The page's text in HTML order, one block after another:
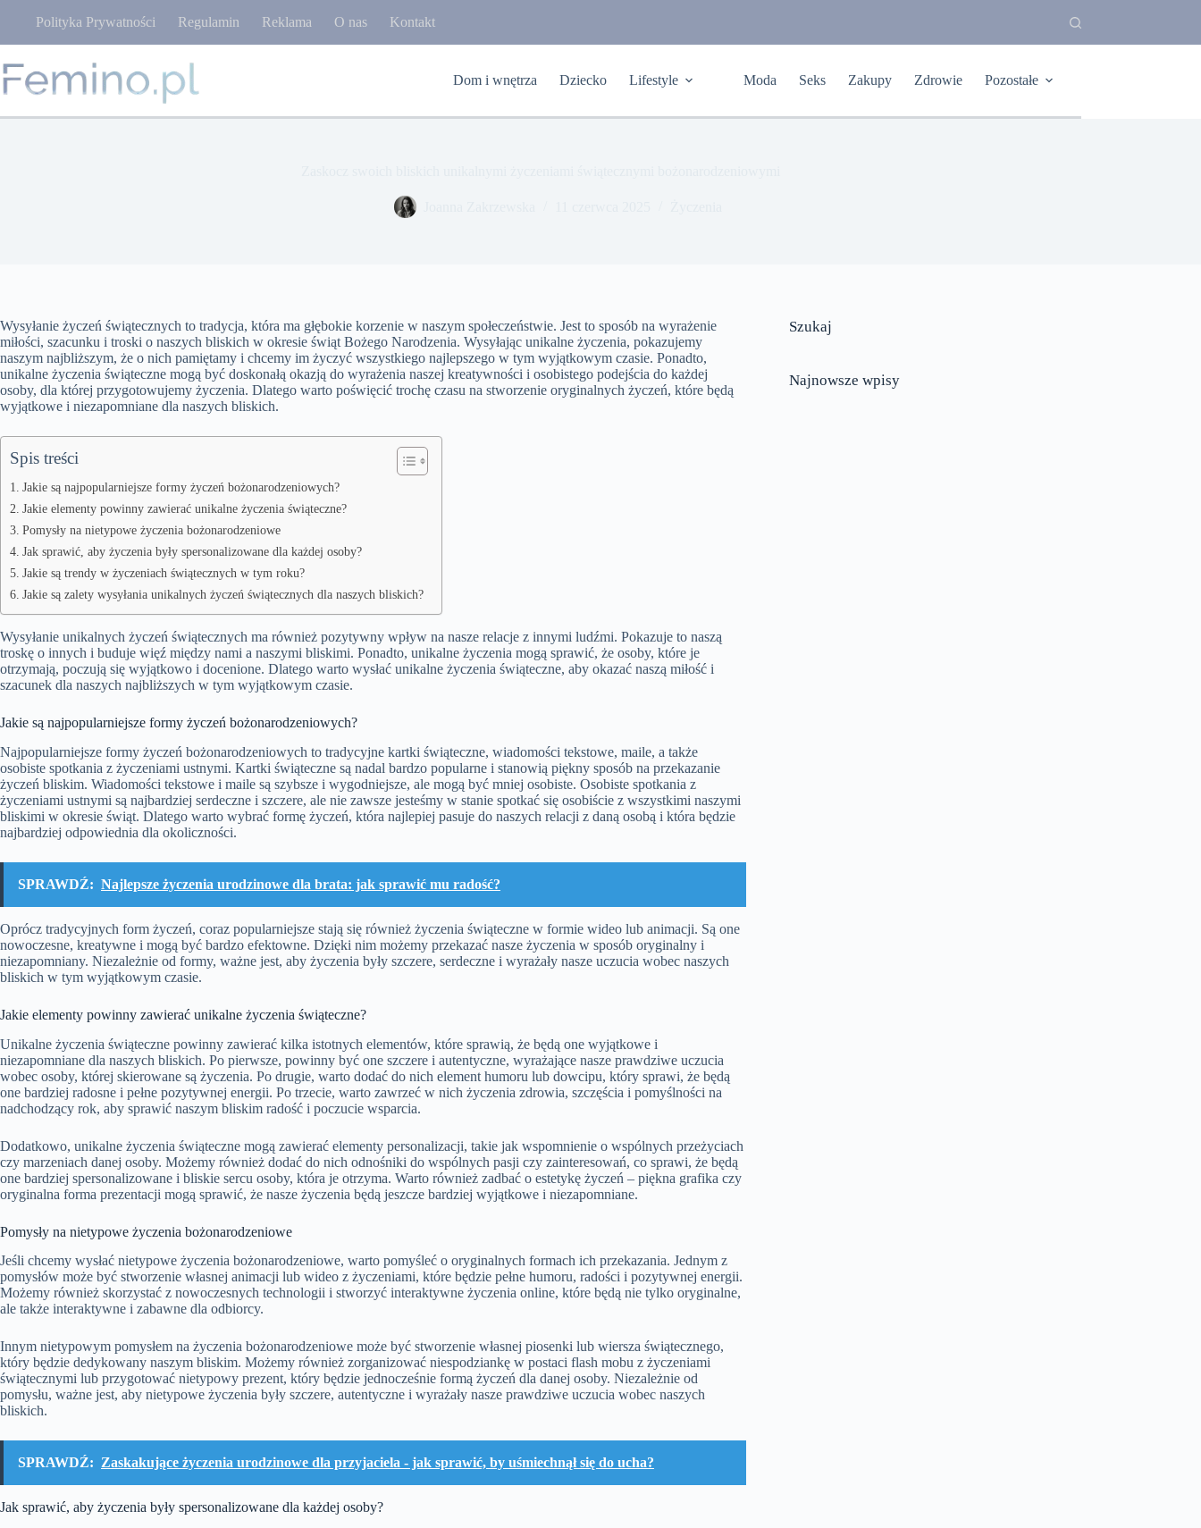
Polityka Prywatności Regulamin Reklama O nas Kontakt
Dom i wnętrza Dziecko Lifestyle Moda Seks Zakupy Zdrowie Pozostałe
Wysyłanie życzeń świątecznych to tradycja, która ma głębokie korzenie w naszym społeczeństwie. Jest to sposób na wyrażenie
miłości, szacunku i troski o naszych bliskich w okresie świąt Bożego Narodzenia. Wysyłając unikalne życzenia, pokazujemy
naszym najbliższym, że o nich pamiętamy i chcemy im życzyć wszystkiego najlepszego w tym wyjątkowym czasie. Ponadto,
unikalne życzenia świąteczne mogą być doskonałą okazją do wyrażenia naszej kreatywności i osobistego podejścia do każdej
osoby, dla której przygotowujemy życzenia. Dlatego warto poświęcić trochę czasu na stworzenie oryginalnych życzeń, które będą
wyjątkowe i niezapomniane dla naszych bliskich.
Spis treści
Jakie są najpopularniejsze formy życzeń bożonarodzeniowych?
Jakie elementy powinny zawierać unikalne życzenia świąteczne?
Pomysły na nietypowe życzenia bożonarodzeniowe
Jak sprawić, aby życzenia były spersonalizowane dla każdej osoby?
Jakie są trendy w życzeniach świątecznych w tym roku?
Jakie są zalety wysyłania unikalnych życzeń świątecznych dla naszych bliskich?
Wysyłanie unikalnych życzeń świątecznych ma również pozytywny wpływ na nasze relacje z innymi ludźmi. Pokazuje to naszą
troskę o innych i buduje więź między nami a naszymi bliskimi. Ponadto, unikalne życzenia mogą sprawić, że osoby, które je
otrzymają, poczują się wyjątkowo i docenione. Dlatego warto wysłać unikalne życzenia świąteczne, aby okazać naszą miłość i
szacunek dla naszych najbliższych w tym wyjątkowym czasie.
Jakie są najpopularniejsze formy życzeń bożonarodzeniowych?
Najpopularniejsze formy życzeń bożonarodzeniowych to tradycyjne kartki świąteczne, wiadomości tekstowe, maile, a także
osobiste spotkania z życzeniami ustnymi. Kartki świąteczne są nadal bardzo popularne i stanowią piękny sposób na przekazanie
życzeń bliskim. Wiadomości tekstowe i maile są szybsze i wygodniejsze, ale mogą być mniej osobiste. Osobiste spotkania z
życzeniami ustnymi są najbardziej serdeczne i szczere, ale nie zawsze jesteśmy w stanie spotkać się osobiście z wszystkimi naszymi
bliskimi w okresie świąt. Dlatego warto wybrać formę życzeń, która najlepiej pasuje do naszych relacji z daną osobą i która będzie
najbardziej odpowiednia dla okoliczności.
SPRAWDŹ: Najlepsze życzenia urodzinowe dla brata: jak sprawić mu radość?
Oprócz tradycyjnych form życzeń, coraz popularniejsze stają się również życzenia świąteczne w formie wideo lub animacji. Są one
nowoczesne, kreatywne i mogą być bardzo efektowne. Dzięki nim możemy przekazać nasze życzenia w sposób oryginalny i
niezapomniany. Niezależnie od formy, ważne jest, aby życzenia były szczere, serdeczne i wyrażały nasze uczucia wobec naszych
bliskich w tym wyjątkowym czasie.
Jakie elementy powinny zawierać unikalne życzenia świąteczne?
Unikalne życzenia świąteczne powinny zawierać kilka istotnych elementów, które sprawią, że będą one wyjątkowe i
niezapomniane dla naszych bliskich. Po pierwsze, powinny być one szczere i autentyczne, wyrażające nasze prawdziwe uczucia
wobec osoby, której skierowane są życzenia. Po drugie, warto dodać do nich element humoru lub dowcipu, który sprawi, że będą
one bardziej radosne i pełne pozytywnej energii. Po trzecie, warto zawrzeć w nich życzenia zdrowia, szczęścia i pomyślności na
nadchodzący rok, aby sprawić naszym bliskim radość i poczucie wsparcia.
Dodatkowo, unikalne życzenia świąteczne mogą zawierać elementy personalizacji, takie jak wspomnienie o wspólnych przeżyciach
czy marzeniach danej osoby. Możemy również dodać do nich odnośniki do wspólnych pasji czy zainteresowań, co sprawi, że będą
one bardziej spersonalizowane i bliskie sercu osoby, która je otrzyma. Warto również zadbać o estetykę życzeń – piękna grafika czy
oryginalna forma prezentacji mogą sprawić, że nasze życzenia będą jeszcze bardziej wyjątkowe i niezapomniane.
Pomysły na nietypowe życzenia bożonarodzeniowe
Jeśli chcemy wysłać nietypowe życzenia bożonarodzeniowe, warto pomyśleć o oryginalnych formach ich przekazania. Jednym z
pomysłów może być stworzenie własnej animacji lub wideo z życzeniami, które będzie pełne humoru, radości i pozytywnej energii.
Możemy również skorzystać z nowoczesnych technologii i stworzyć interaktywne życzenia online, które będą nie tylko oryginalne,
ale także interaktywne i zabawne dla odbiorcy.
Innym nietypowym pomysłem na życzenia bożonarodzeniowe może być stworzenie własnej piosenki lub wiersza świątecznego,
który będzie dedykowany naszym bliskim. Możemy również zorganizować niespodziankę w postaci flash mobu z życzeniami
świątecznymi lub przygotować nietypowy prezent, który będzie jednocześnie formą życzeń dla danej osoby. Niezależnie od
pomysłu, ważne jest, aby nietypowe życzenia były szczere, autentyczne i wyrażały nasze prawdziwe uczucia wobec naszych
bliskich.
SPRAWDŹ: Zaskakujące życzenia urodzinowe dla przyjaciela - jak sprawić, by uśmiechnął się do ucha?
Jak sprawić, aby życzenia były spersonalizowane dla każdej osoby?
Szukaj
Najnowsze wpisy